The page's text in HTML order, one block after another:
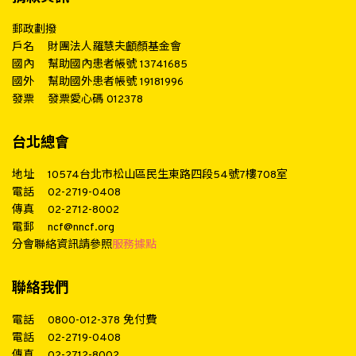
郵政劃撥
戶名
財團法人羅慧夫顱顏基金會
國內
幫助國內患者帳號 13741685
國外
幫助國外患者帳號 19181996
發票
發票愛心碼 012378
台北總會
地址
10574台北市松山區民生東路四段54號7樓708室
電話
02-2719-0408
傳真
02-2712-8002
電郵
ncf@nncf.org
分會聯絡資訊請參照服務據點
聯絡我們
電話 0800-012-378 免付費
電話
02-2719-0408